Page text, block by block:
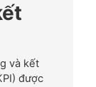
và kết
được